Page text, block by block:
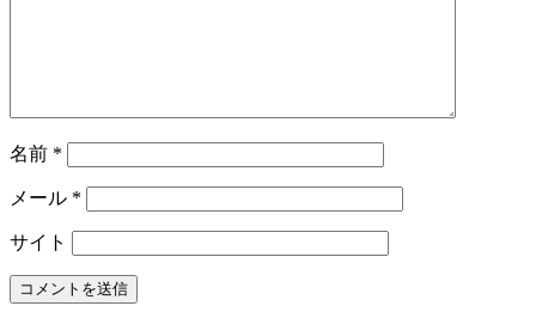
名前 *
メール *
サイト